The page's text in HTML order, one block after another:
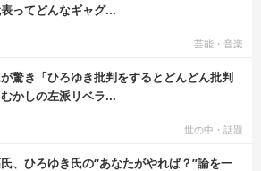
ってどんなギャグ...
芸能・音楽
驚き「ひろゆき批判をするとどんどん批判
かしの左派リベラ...
世の中・話題
、ひろゆき氏の“あなたがやれば？”論を一